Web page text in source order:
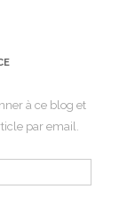
à ce blog et
par email.